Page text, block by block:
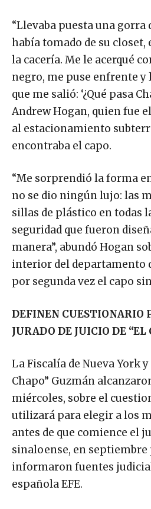
“Llevaba puesta una gorra
había tomado de su
la cacería. Me le acerqué
negro, me puse enfrente
que me salió: ‘¿Qué pasa
Andrew Hogan, quien fue
al estacionamiento
encontraba el capo.
“Me sorprendió la forma
no se dio ningún lujo: las
sillas de plástico en todas
seguridad que fueron
manera”, abundó Hogan
interior del departamento
por segunda vez el capo
DEFINEN CUESTIONARIO
JURADO DE JUICIO DE “EL
La Fiscalía de Nueva York
Chapo” Guzmán
miércoles, sobre el
utilizará para elegir a los
antes de que comience el
sinaloense, en
informaron fuentes
española EFE.